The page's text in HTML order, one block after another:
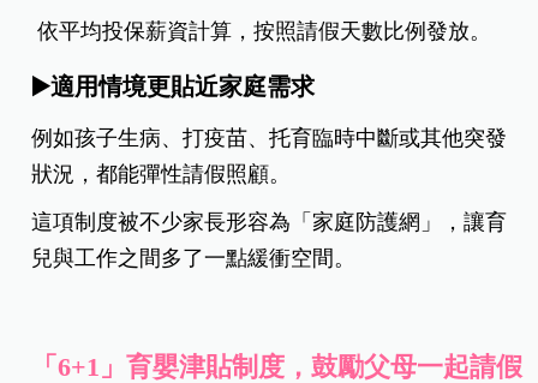
依平均投保薪資計算，按照請假天數比例發放。
▶️適用情境更貼近家庭需求
例如孩子生病、打疫苗、托育臨時中斷或其他突發
狀況，都能彈性請假照顧。
這項制度被不少家長形容為「家庭防護網」，讓育
兒與工作之間多了一點緩衝空間。
「6+1」育嬰津貼制度，鼓勵父母一起請假